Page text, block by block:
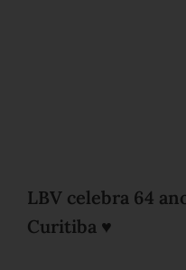
LBV celebra 64
Curitiba ♥